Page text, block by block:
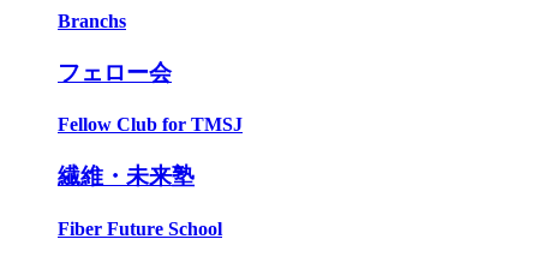
Branchs
フェロー会
Fellow Club for TMSJ
繊維・未来塾
Fiber Future School